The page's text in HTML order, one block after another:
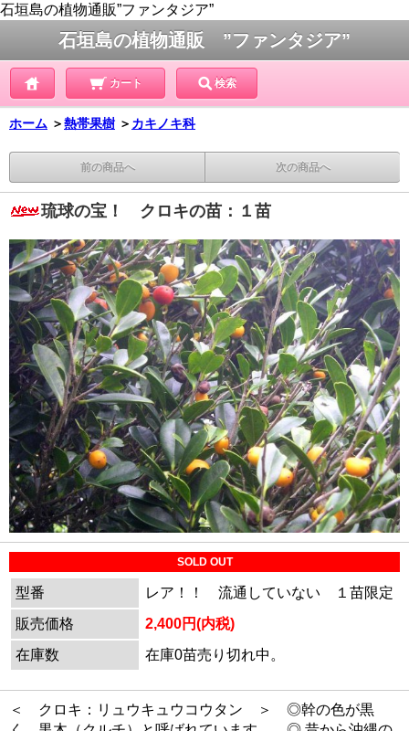
石垣島の植物通販”ファンタジア”
石垣島の植物通販 ”ファンタジア”
カート 検索
ホーム ＞熱帯果樹 ＞ カキノキ科
前の商品へ 次の商品へ
琉球の宝！ クロキの苗：１苗
SOLD OUT
型番
レア！！ 流通していない １苗限定
販売価格
2,400円(内税)
在庫数
在庫0苗売り切れ中。
＜ クロキ：リュウキュウコウタン ＞ ◎幹の色が黒